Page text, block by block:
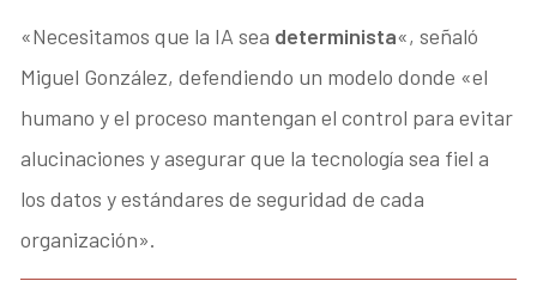
«Necesitamos que la IA sea determinista«, señaló
Miguel González, defendiendo un modelo donde «el
humano y el proceso mantengan el control para evitar
alucinaciones y asegurar que la tecnología sea fiel a
los datos y estándares de seguridad de cada
organización».